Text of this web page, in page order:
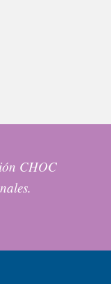
CHOC